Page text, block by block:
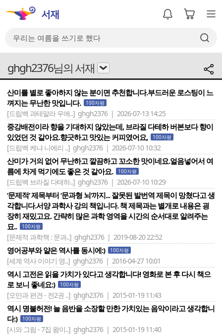
ghgh2376님의 서재
산미를 별로 좋아하지 않는 분이면 추천합니다.부드러운 로스팅이 느
껴지는 무난한 맛입니다.
100자평
[드립백 과테말라 우에..] ghgh2376 | 2026-07-13 14:25
중강배전이라 향을 기대하지 않았는데, 브라질 다테하 버본보다 향이
있었던 것 같아요.향긋하고 맛있는 커피였어요,
100자평
[드립백 케냐 니에리 ..] ghgh2376 | 2026-07-10 10:32
산미가 거의 없어 무난하고 깔끔하고 꼬소한 맛이네요.얼음넣어서 여
름에 차게 먹기에도 좋은 것 같아요.
100자평
[드립백 브라질 다테하..] ghgh2376 | 2026-07-10 10:29
‘문제적‘ 제목부터 ‘문과형 뇌‘까지... 잘못된 발번역 제목이 망쳤다고 생
각합니다.서양 과학사 강의 책입니다. 책 제목과는 별개로 내용은 굉
장히 재밌고요. 간략히 많은 과학 영역을 시간의 순서대로 알려주는
묘..
100자평
[문제적 과학책 : 문과..] ghgh2376 | 2019-08-20 22:52
영어공부와 얕은 역사를 동시에:) 100자평
[세계 역사 이야기 영..] ghgh2376 | 2016-04-27 10:01
역시 고전은 읽을 가치가 있다고 생각합니다! 영화로 본 후 다시 책으
로 보니 좋네요:)
100자평
[오만과 편견 - 전2권 ..] ghgh2376 | 2015-01-19 11:43
역시 명불허전! 늘 음반을 소장할 만한 가치있는 음악이라고 생각합니
다:)
100자평
[시와 그림 - 7집 왕이..] ghgh2376 | 2015-01-19 11:40